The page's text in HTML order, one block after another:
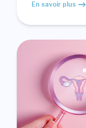
En savoir plus